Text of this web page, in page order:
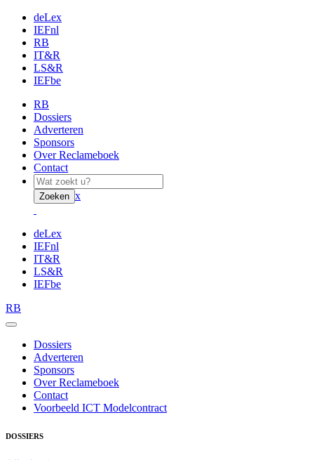
deLex
IEFnl
RB
IT&R
LS&R
IEFbe
RB
Dossiers
Adverteren
Sponsors
Over Reclameboek
Contact
Zoeken x
deLex
IEFnl
IT&R
LS&R
IEFbe
RB
Dossiers
Adverteren
Sponsors
Over Reclameboek
Contact
Voorbeeld ICT Modelcontract
DOSSIERS